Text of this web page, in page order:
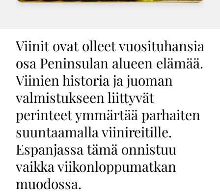
Viinit ovat olleet vuosituhansia
osa Peninsulan alueen elämää.
Viinien historia ja juoman
valmistukseen liittyvät
perinteet ymmärtää parhaiten
suuntaamalla viinireitille.
Espanjassa tämä onnistuu
vaikka viikonloppumatkan
muodossa.